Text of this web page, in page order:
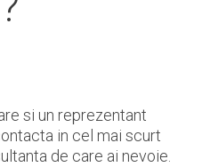
si un reprezentant
in cel mai scurt
de care ai nevoie.